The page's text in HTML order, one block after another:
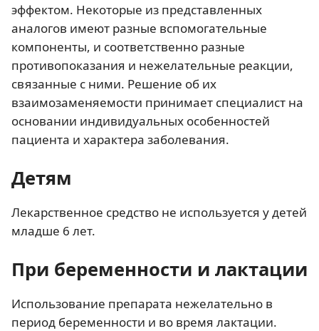
эффектом. Некоторые из представленных
аналогов имеют разные вспомогательные
компоненты, и соответственно разные
противопоказания и нежелательные реакции,
связанные с ними. Решение об их
взаимозаменяемости принимает специалист на
основании индивидуальных особенностей
пациента и характера заболевания.
Детям
Лекарственное средство не используется у детей
младше 6 лет.
При беременности и лактации
Использование препарата нежелательно в
период беременности и во время лактации.